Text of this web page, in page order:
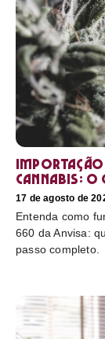
Importação
cannabis: o
17 de agosto de
Entenda como
660 da Anvisa:
passo completo.